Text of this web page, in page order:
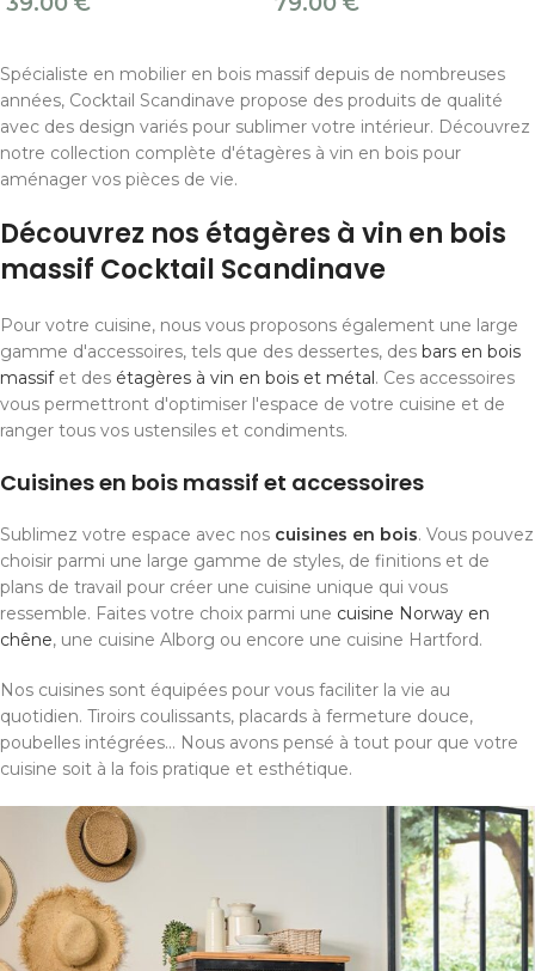
Spécialiste en mobilier en bois massif depuis de nombreuses
années, Cocktail Scandinave propose des produits de qualité
avec des design variés pour sublimer votre intérieur. Découvrez
notre collection complète d'étagères à vin en bois pour
aménager vos pièces de vie.
Découvrez nos étagères à vin en bois
massif Cocktail Scandinave
Pour votre cuisine, nous vous proposons également une large
gamme d'accessoires, tels que des dessertes, des bars en bois
massifet des étagères à vin en bois et métal. Ces accessoires
vous permettront d'optimiser l'espace de votre cuisine et de
ranger tous vos ustensiles et condiments.
Cuisines en bois massif et accessoires
Sublimez votre espace avec nos cuisines en bois. Vous pouvez
choisir parmi une large gamme de styles, de finitions et de
plans de travail pour créer une cuisine unique qui vous
ressemble. Faites votre choix parmi une cuisine Norway en
chêne, une cuisine Alborg ou encore une cuisine Hartford.
Nos cuisines sont équipées pour vous faciliter la vie au
quotidien. Tiroirs coulissants, placards à fermeture douce,
poubelles intégrées... Nous avons pensé à tout pour que votre
cuisine soit à la fois pratique et esthétique.